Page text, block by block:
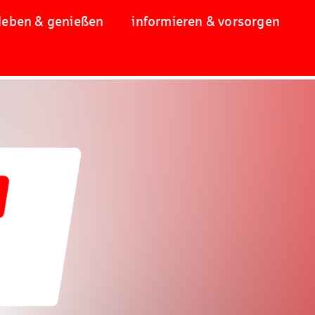
& genießen informieren & vorsorgen